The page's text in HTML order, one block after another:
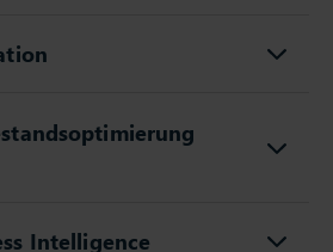
Intelligence